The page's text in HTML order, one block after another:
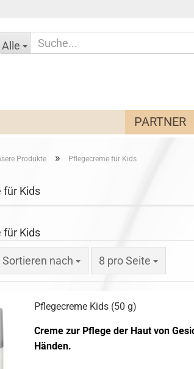
Alle
PARTNER
Produkte » Pflegecreme für Kids
für Kids
für Kids
Sortieren nach 8 pro Seite
Pflegecreme Kids (50 g)
Creme zur Pflege der Haut von
Händen.